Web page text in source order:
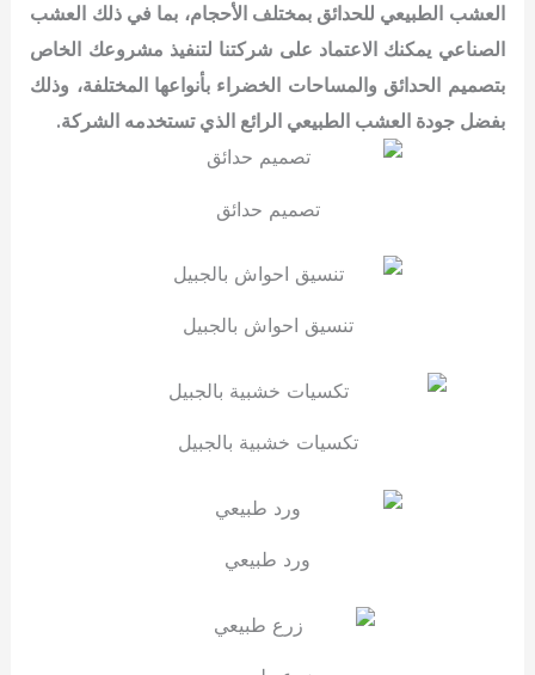
العشب الطبيعي للحدائق بمختلف الأحجام، بما في ذلك العشب
الصناعي يمكنك الاعتماد على شركتنا لتنفيذ مشروعك الخاص
بتصميم الحدائق والمساحات الخضراء بأنواعها المختلفة، وذلك
بفضل جودة العشب الطبيعي الرائع الذي تستخدمه الشركة.
تصميم حدائق
تنسيق احواش بالجبيل
تكسيات خشبية بالجبيل
ورد طبيعي